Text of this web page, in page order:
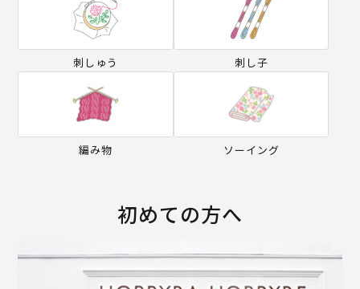
刺しゅう 刺し子
編み物 ソーイング
初めての方へ